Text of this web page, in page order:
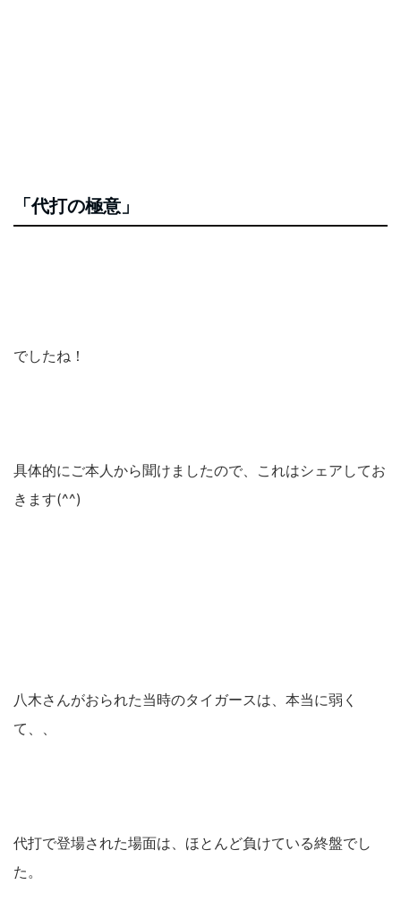
「代打の極意」
でしたね！
具体的にご本人から聞けましたので、これはシェアしてお
きます(^^)
八木さんがおられた当時のタイガースは、本当に弱く
て、、
代打で登場された場面は、ほとんど負けている終盤でし
た。